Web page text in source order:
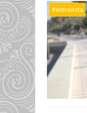
#entrevista